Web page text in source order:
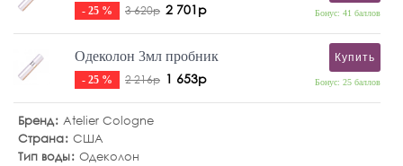
- 25 % 3 620р 2 701р Бонус: 41 баллов
Одеколон 3мл пробник
- 25 % 2 216р 1 653р
Купить
Бонус: 25 баллов
Бренд Atelier Cologne
Страна США
Тип воды Одеколон